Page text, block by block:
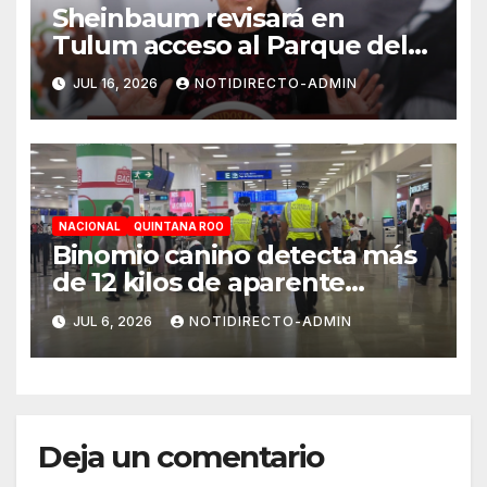
Sheinbaum revisará en
Tulum acceso al Parque del
Jaguar, sargazo y Tren Maya
de carga
JUL 16, 2026 NOTIDIRECTO-ADMIN
NACIONAL QUINTANA ROO
Binomio canino detecta más
de 12 kilos de aparente
cocaína en el Aeropuerto de
Cancún
JUL 6, 2026 NOTIDIRECTO-ADMIN
Deja un comentario